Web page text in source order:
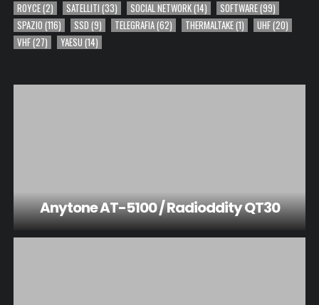
ROYCE(2) SATELLITI (33) SOCIAL NETWORK(14) SOFTWARE(99)
SPAZIO (116) SSD (9) TELEGRAFIA(62) THERMALTAKE(1) UHF(20)
VHF(27) YAESU (14)
Anytone AT-5100 / Radioddity QT30